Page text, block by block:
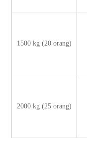
1500 kg (20 orang)
2000 kg (25 orang)